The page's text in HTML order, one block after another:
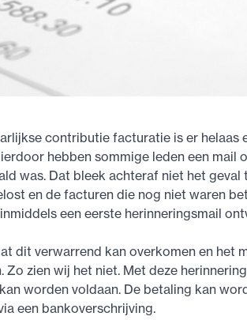
contributie facturatie is er helaas
hebben sommige leden een mail
was. Dat bleek achteraf niet het geval
en de facturen die nog niet waren
een eerste herinneringsmail
dit verwarrend kan overkomen en het
Zo zien wij het niet. Met deze
worden voldaan. De betaling kan
een bankoverschrijving.